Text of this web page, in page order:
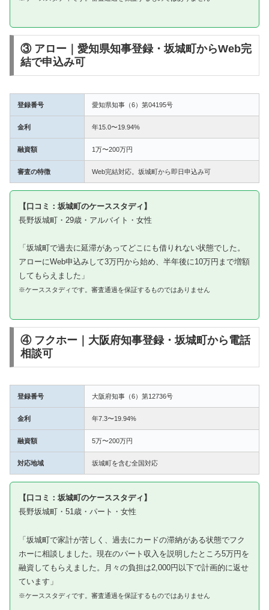
③ アロー｜愛知県知事登録・坂城町からWeb完
結で申込み可
登録番号 愛知県知事（6）第04195号
金利 年15.0〜19.94%
融資額 1万〜200万円
審査の特徴 Web完結対応。坂城町から即日申込み可
【口コミ：坂城町のケーススタディ】
長野坂城町・29歳・アルバイト・女性
「坂城町で過去に延滞があってどこにも借りれない状態でした。
アローにWeb申込みして3万円から始め、半年後に10万円まで増額
してもらえました」
※ケーススタディです。審査通過を保証するものではありません
④ フクホー｜大阪府知事登録・坂城町から電話
相談可
登録番号 大阪府知事（6）第12736号
金利 年7.3〜19.94%
融資額 5万〜200万円
対応地域 坂城町を含む全国対応
【口コミ：坂城町のケーススタディ】
長野坂城町・51歳・パート・女性
「坂城町で家計が苦しく、過去にカードの滞納がある状態でフク
ホーに相談しました。現在のパート収入を説明したところ5万円を
融資してもらえました。月々の負担は2,000円以下で計画的に返せ
ています」
※ケーススタディです。審査通過を保証するものではありません